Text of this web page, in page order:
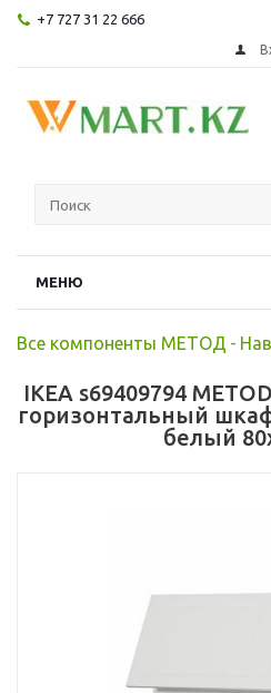
+7 727 31 22 666
МЕНЮ
Все компоненты МЕТОД -
IKEA s69409794
горизонтальный
белый